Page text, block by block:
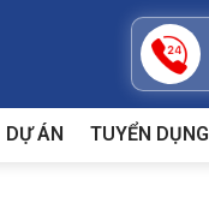
DỰ ÁN TUYỂN DỤNG